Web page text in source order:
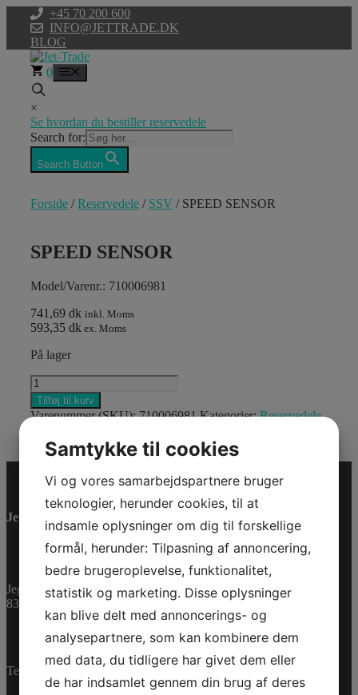
indhold
+45 70 200 600
INFO@JETTRADE.DK
BLOG
0
×
Se hvordan du bestiller reservedele
Search for:
Search Button
Forside /Reservedele / SSV / SPEED SENSOR
SPEED SENSOR
Model/Varenr.: 710006981
741,69 dk inkl. Moms
593,35 dk ex. Moms
På lager
SPEED
SENSOR
antal
Tilføj til kurv
Varenummer (SKU):710006981 Kategorier:Reservedele,
Jet-Trade Powersport
Jegstrupvej 280
8361 Hasselager
Telefon: +45 70 200 600
Samtykke til cookies
Vi og vores samarbejdspartnere bruger
teknologier, herunder cookies, til at
indsamle oplysninger om dig til forskellige
formål, herunder: Tilpasning af annoncering,
bedre brugeroplevelse, funktionalitet,
statistik og marketing. Disse oplysninger
kan blive delt med annoncerings- og
analysepartnere, som kan kombinere dem
med data, du tidligere har givet dem eller
de har indsamlet gennem din brug af deres